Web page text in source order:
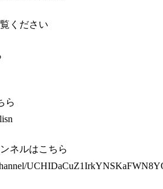
ください
ら
ネルはこちら